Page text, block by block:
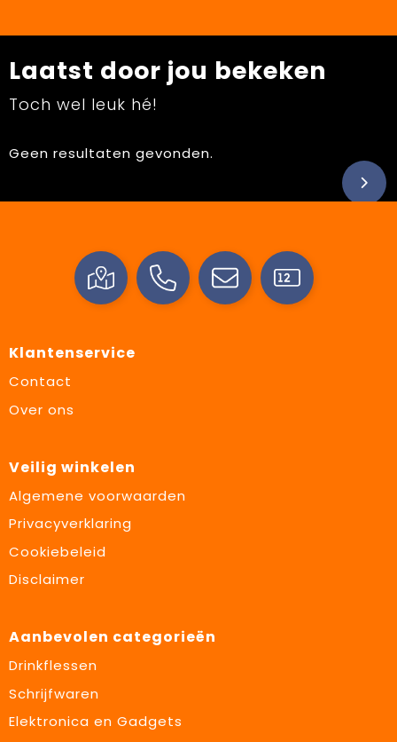
Laatst door jou bekeken
Toch wel leuk hé!
Geen resultaten gevonden.
Klantenservice
Contact
Over ons
Veilig winkelen
Algemene voorwaarden
Privacyverklaring
Cookiebeleid
Disclaimer
Aanbevolen categorieën
Drinkflessen
Schrijfwaren
Elektronica en Gadgets